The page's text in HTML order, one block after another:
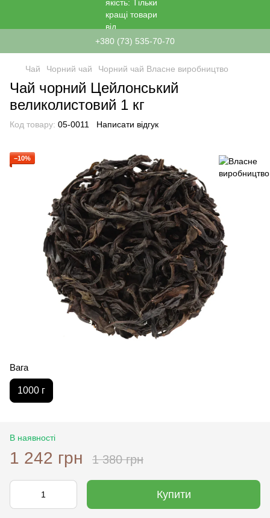
+380 (73) 535-70-70
Чай Чорний чай Чорний чай Власне виробництво
Чай чорний Цейлонський
великолистовий 1 кг
Код товару: 05-0011 Написати відгук
−10%
Вага
1000 г
В наявності
1 242 грн 1 380 грн
Купити